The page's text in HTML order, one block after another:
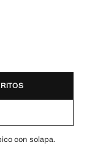
con solapa.